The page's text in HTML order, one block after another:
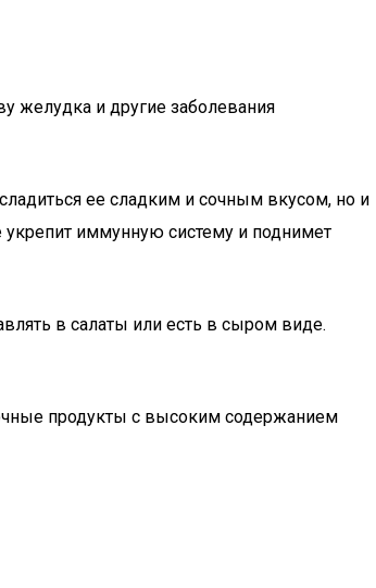
желудка и другие заболевания
ее сладким и сочным вкусом, но и
иммунную систему и поднимет
в салаты или есть в сыром виде.
продукты с высоким содержанием